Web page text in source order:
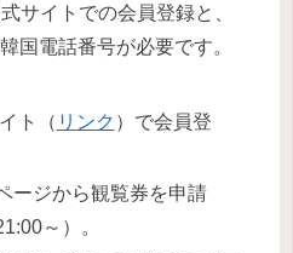
サイトでの会員登録と、
国電話番号が必要です。
ト（ リンク ）で会員登
ージから観覧券を申請
～）。